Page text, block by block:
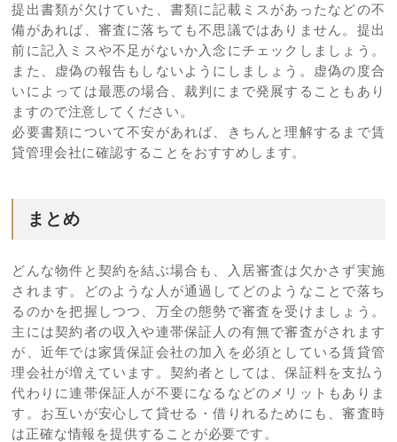
提出書類が欠けていた、書類に記載ミスがあったなどの不
備があれば、審査に落ちても不思議ではありません。提出
前に記入ミスや不足がないか入念にチェックしましょう。
また、虚偽の報告もしないようにしましょう。虚偽の度合
いによっては最悪の場合、裁判にまで発展することもあり
ますので注意してください。
必要書類について不安があれば、きちんと理解するまで賃
貸管理会社に確認することをおすすめします。
まとめ
どんな物件と契約を結ぶ場合も、入居審査は欠かさず実施
されます。どのような人が通過してどのようなことで落ち
るのかを把握しつつ、万全の態勢で審査を受けましょう。
主には契約者の収入や連帯保証人の有無で審査がされます
が、近年では家賃保証会社の加入を必須としている賃貸管
理会社が増えています。契約者としては、保証料を支払う
代わりに連帯保証人が不要になるなどのメリットもありま
す。お互いが安心して貸せる・借りれるためにも、審査時
は正確な情報を提供することが必要です。